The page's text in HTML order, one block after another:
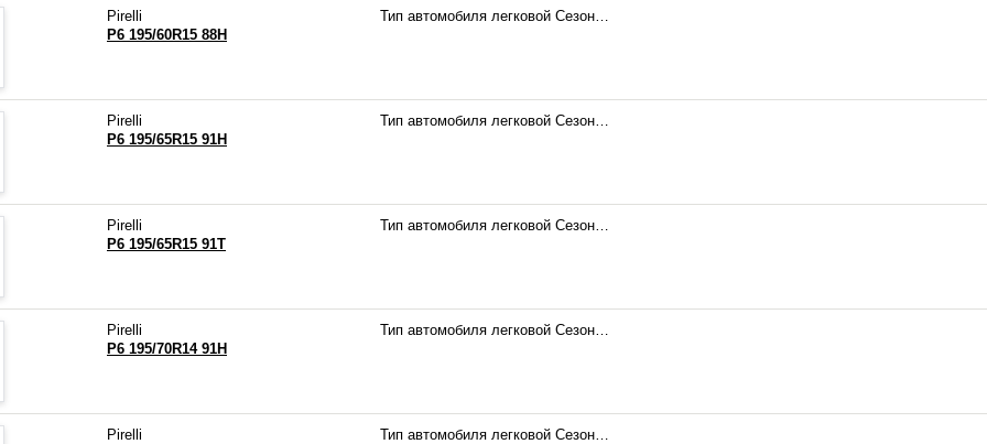
Pirelli
P6 195/60R15 88H
Тип автомобиля легковой Сезон…
Pirelli
P6 195/65R15 91H
Тип автомобиля легковой Сезон…
Pirelli
P6 195/65R15 91T
Тип автомобиля легковой Сезон…
Pirelli
P6 195/70R14 91H
Тип автомобиля легковой Сезон…
Pirelli
Тип автомобиля легковой Сезон…